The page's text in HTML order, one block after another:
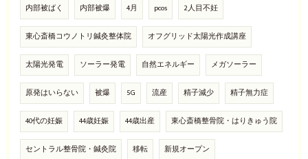
内部被ばく 内部被爆 4月 pcos 2人目不妊
東心斎橋コウノトリ鍼灸整体院 オフグリッド太陽光作成講座
太陽光発電 ソーラー発電 自然エネルギー メガソーラー
原発はいらない 被爆 5G 流産 精子減少 精子無力症
40代の妊娠 44歳妊娠 44歳出産 東心斎橋整骨院・はりきゅう院
セントラル整骨院・鍼灸院 移転 新規オープン